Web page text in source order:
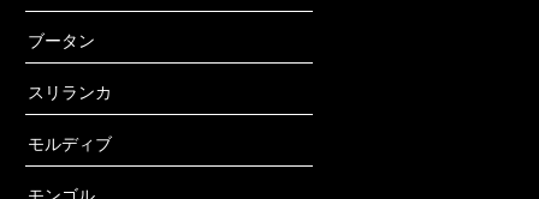
ブータン
スリランカ
モルディブ
モンゴル